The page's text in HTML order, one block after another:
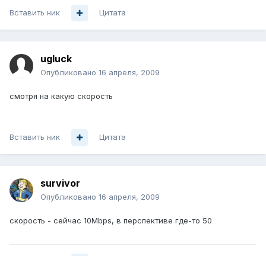
Вставить ник Цитата
ugluck
Опубликовано 16 апреля, 2009
смотря на какую скорость
Вставить ник Цитата
survivor
Опубликовано 16 апреля, 2009
скорость - сейчас 10Mbps, в перспективе где-то 50